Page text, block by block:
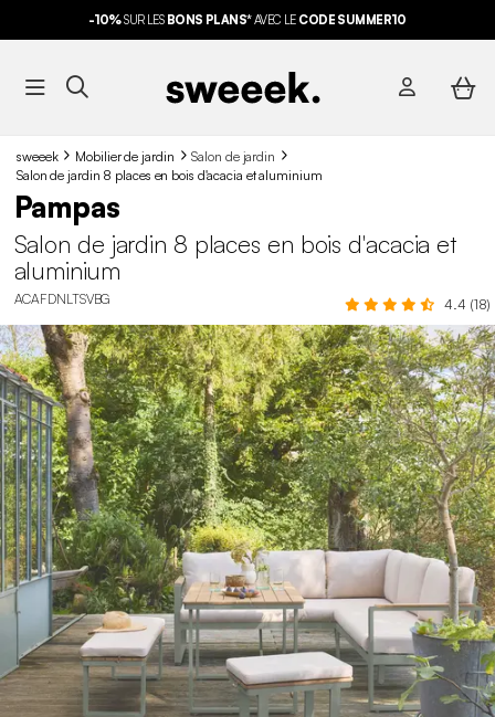
-10%SUR LES BONS PLANS*AVEC LE CODE SUMMER10
sweeek Mobilier de jardin
Salon de jardin
Salon de jardin 8 places en bois d'acacia et aluminium
Pampas
Salon de jardin 8 places en bois d'acacia et
aluminium
ACAFDNLTSVBG 4.4 (18)